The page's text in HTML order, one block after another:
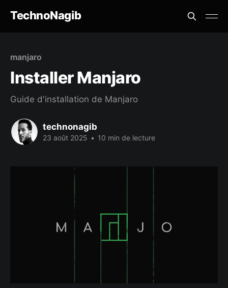
TechnoNagib
manjaro
Installer Manjaro
Guide d'installation de Manjaro
technonagib
23 août 2025 • 10 min de lecture